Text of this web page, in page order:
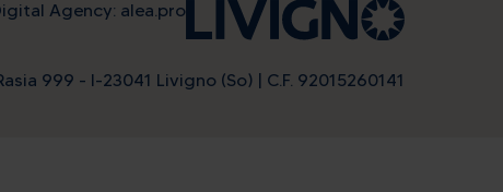
Agency: alea.pro
999 - I-23041 Livigno (So) | C.F. 92015260141